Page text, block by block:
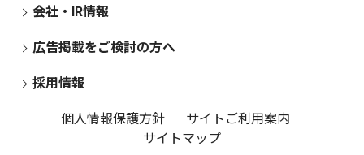
会社・IR情報
広告掲載をご検討の方へ
採用情報
個人情報保護方針
サイトご利用案内
サイトマップ